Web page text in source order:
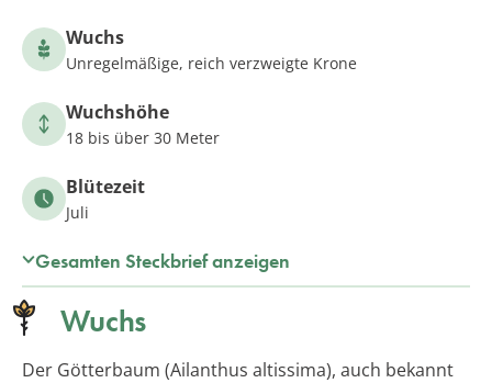
Wuchs
Unregelmäßige, reich verzweigte Krone
Wuchshöhe
18 bis über 30 Meter
Blütezeit
Juli
Gesamten Steckbrief anzeigen
Wuchs
Der Götterbaum (Ailanthus altissima), auch bekannt